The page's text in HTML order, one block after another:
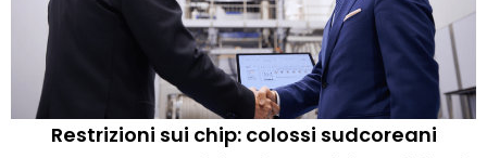
Restrizioni sui chip: colossi sudcoreani